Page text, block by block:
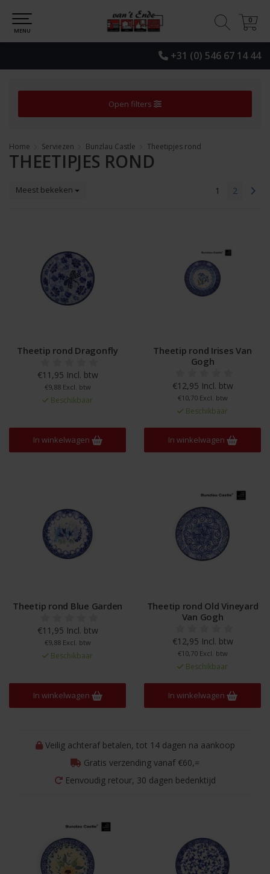
+31 (0) 546 67 14 44
0
0
MENU
Open filters
Home Serviezen Bunzlau Castle Theetipjes rond
THEETIPJES ROND
Meest bekeken 1 2
Theetip rond Dragonfly
€11,95 Incl. btw
€9,88 Excl. btw
Beschikbaar
In winkelwagen
Theetip rond Irises Van
Gogh
€12,95 Incl. btw
€10,70 Excl. btw
Beschikbaar
In winkelwagen
Theetip rond Blue Garden
€11,95 Incl. btw
€9,88 Excl. btw
Beschikbaar
In winkelwagen
Theetip rond Old Vineyard
Van Gogh
€12,95 Incl. btw
€10,70 Excl. btw
Beschikbaar
In winkelwagen
Veilig achteraf betalen, tot 14 dagen na aankoop
Gratis verzending vanaf €60,=
Eenvoudig retour, 30 dagen bedenktijd